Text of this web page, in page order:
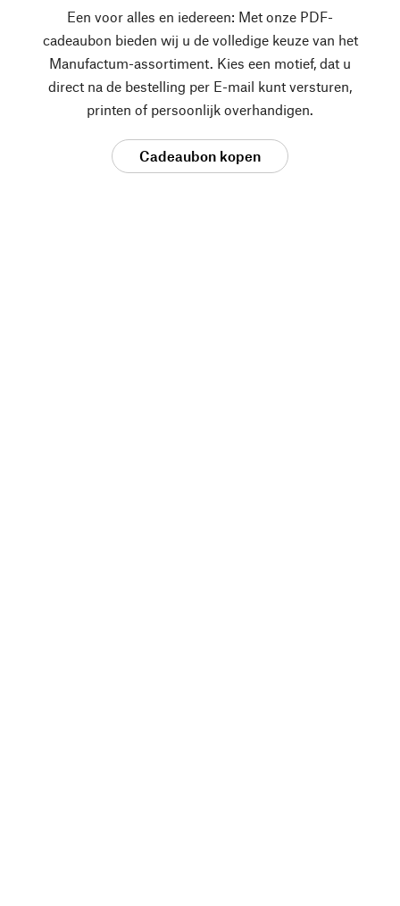
Een voor alles en iedereen: Met onze PDF-
cadeaubon bieden wij u de volledige keuze van het
Manufactum-assortiment. Kies een motief, dat u
direct na de bestelling per E-mail kunt versturen,
printen of persoonlijk overhandigen.
Cadeaubon kopen